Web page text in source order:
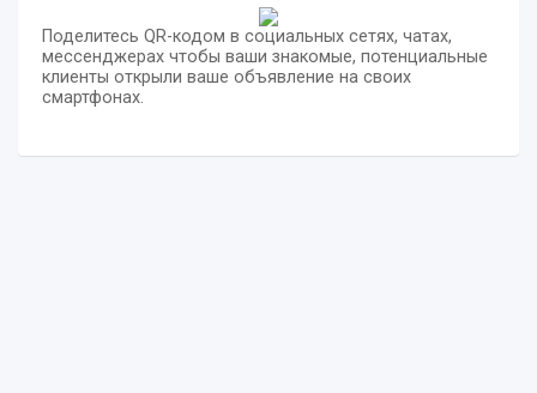
Поделитесь QR-кодом в социальных сетях, чатах,
мессенджерах чтобы ваши знакомые, потенциальные
клиенты открыли ваше объявление на своих
смартфонах.